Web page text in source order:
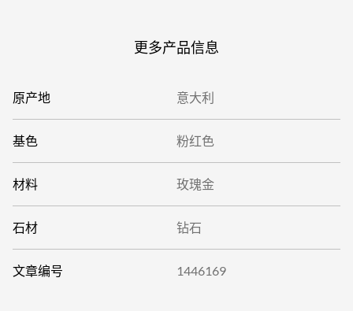
更多产品信息
原产地 意大利
基色 粉红色
材料 玫瑰金
石材 钻石
文章编号 1446169